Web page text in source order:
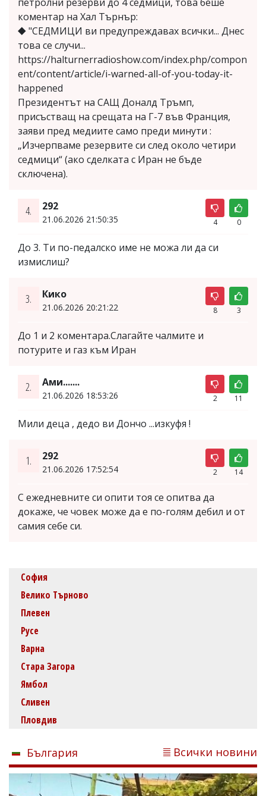
коментар на Хал Търнър:
⯁ "СЕДМИЦИ ви предупреждавах всички... Днес
това се случи...
https://halturnerradioshow.com/index.php/compon
ent/content/article/i-warned-all-of-you-today-it-
happened
Президентът на САЩ Доналд Тръмп,
присъстващ на срещата на Г-7 във Франция,
заяви пред медиите само преди минути :
„Изчерпваме резервите си след около четири
седмици“ (ако сделката с Иран не бъде
сключена).
4. 292
21.06.2026 21:50:35 4 0
До 3. Ти по-педалско име не можа ли да си
измислиш?
3. Кико
21.06.2026 20:21:22 8 3
До 1 и 2 коментара.Слагайте чалмите и
потурите и газ към Иран
2. Ами.......
21.06.2026 18:53:26 2 11
Мили деца , дедо ви Дончо ...изкуфя !
1. 292
21.06.2026 17:52:54 2 14
С ежедневните си опити тоя се опитва да
докаже, че човек може да е по-голям дебил и от
самия себе си.
София
Велико Търново
Плевен
Русе
Варна
Стара Загора
Ямбол
Сливен
Пловдив
България Всички новини